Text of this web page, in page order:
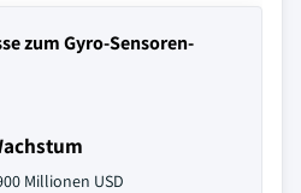
zum Gyro-Sensoren-
Millionen USD